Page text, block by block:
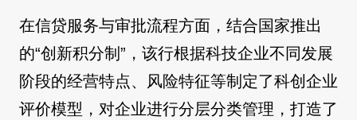
在信贷服务与审批流程方面，结合国家推出
的“创新积分制”，该行根据科技企业不同发展
阶段的经营特点、风险特征等制定了科创企业
评价模型，对企业进行分层分类管理，打造了